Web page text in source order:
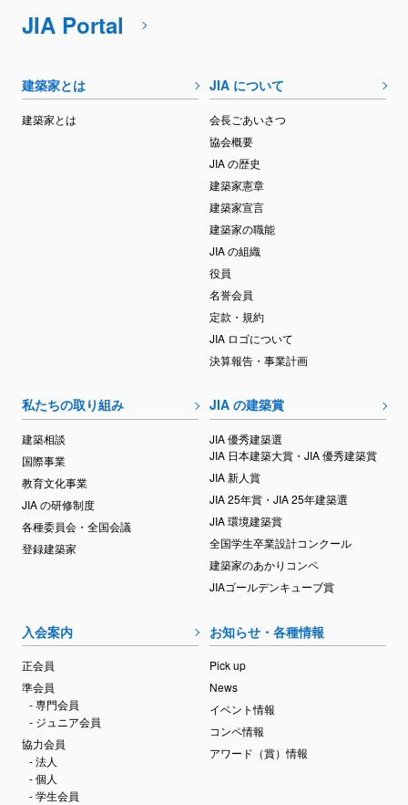
JIA Portal
建築家とは
建築家とは
JIA について
会長ごあいさつ
協会概要
JIA の歴史
建築家憲章
建築家宣言
建築家の職能
JIA の組織
役員
名誉会員
定款・規約
JIA ロゴについて
決算報告・事業計画
私たちの取り組み
建築相談
国際事業
教育文化事業
JIA の研修制度
各種委員会・全国会議
登録建築家
JIA の建築賞
JIA 優秀建築選
JIA 日本建築大賞・JIA 優秀建築賞
JIA 新人賞
JIA 25年賞・JIA 25年建築選
JIA 環境建築賞
全国学生卒業設計コンクール
建築家のあかりコンペ
JIAゴールデンキューブ賞
入会案内
正会員
準会員
- 専門会員
- ジュニア会員
協力会員
- 法人
- 個人
- 学生会員
お知らせ・各種情報
Pick up
News
イベント情報
コンペ情報
アワード（賞）情報